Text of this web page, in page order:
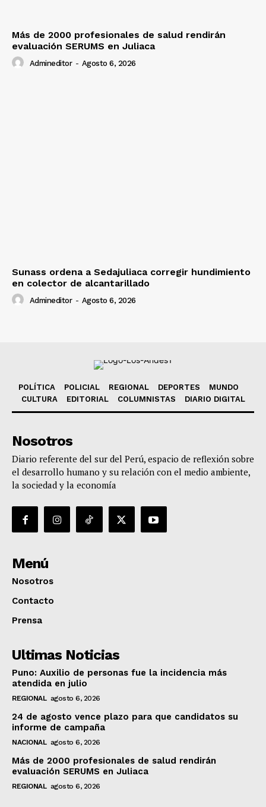
Más de 2000 profesionales de salud rendirán
evaluación SERUMS en Juliaca
Admineditor - Agosto 6, 2026
Sunass ordena a Sedajuliaca corregir hundimiento
en colector de alcantarillado
Admineditor - Agosto 6, 2026
POLÍTICA POLICIAL REGIONAL DEPORTES
MUNDO
CULTURA
EDITORIAL COLUMNISTAS DIARIO DIGITAL
Nosotros
Diario referente del sur del Perú, espacio de reflexión sobre
el desarrollo humano y su relación con el medio ambiente,
la sociedad y la economía
Menú
Nosotros
Contacto
Prensa
Ultimas Noticias
Puno: Auxilio de personas fue la incidencia más
atendida en julio
REGIONAL agosto 6, 2026
24 de agosto vence plazo para que candidatos su
informe de campaña
NACIONAL agosto 6, 2026
Más de 2000 profesionales de salud rendirán
evaluación SERUMS en Juliaca
REGIONAL agosto 6, 2026